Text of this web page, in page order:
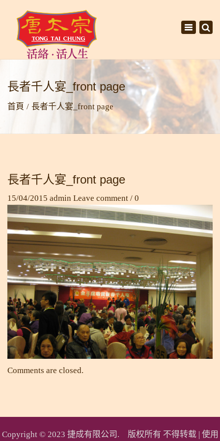
Toggle
長者千人宴_front page
首頁 長者千人宴_front page
長者千人宴_front page
15/04/2015 admin Leave comment / 0
Comments are closed.
Copyright © 2023 捷成有限公司. 版权所有 不得转载 | 使用